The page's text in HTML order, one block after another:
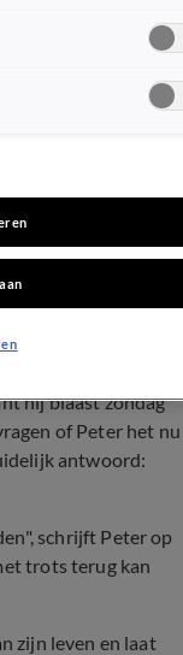
feest
hij blaast zondag
of Peter het nu
antwoord:
schrijft Peter op
trots terug kan
zijn leven en laat